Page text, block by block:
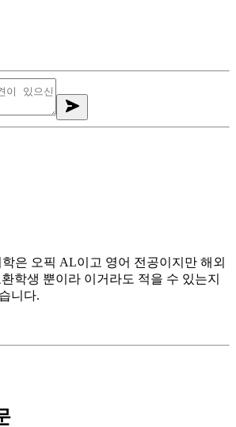
은 오픽 AL이고 영어 전공이지만 해외
학생 뿐이라 이거라도 적을 수 있는지
니다.